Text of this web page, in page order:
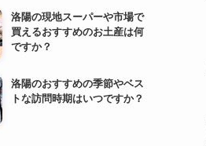
洛陽の現地スーパーや市場で
買えるおすすめのお土産は何
ですか？
洛陽のおすすめの季節やベス
トな訪問時期はいつですか？